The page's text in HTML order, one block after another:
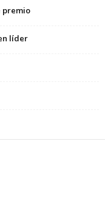
premio
líder